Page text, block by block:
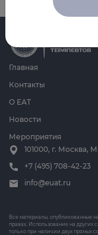
Главная
О ЕАТ
Новости
Мероприятия
Контакты
101000, г. Москва,
+7 (495) 708-42-23
info@euat.ru
Все материалы, опубликованные
правах. Использование на других
только при наличии двух прямых